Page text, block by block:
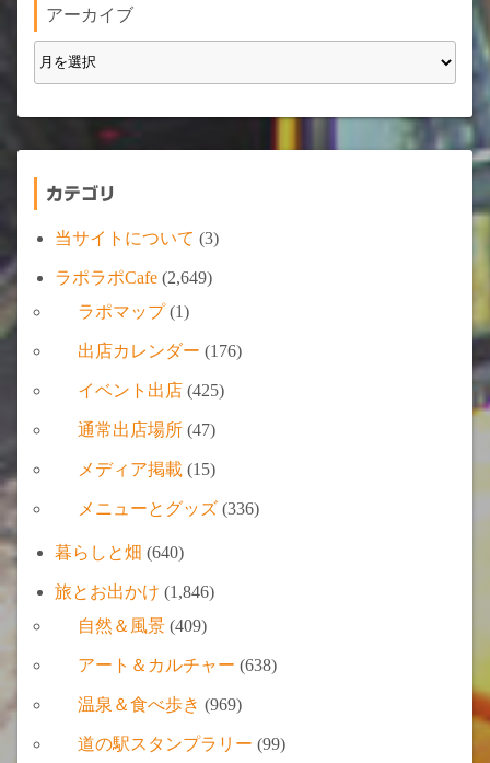
アーカイブ
カテゴリ
当サイトについて (3)
ラポラポCafe (2,649)
ラポマップ(1)
出店カレンダー (176)
イベント出店 (425)
通常出店場所 (47)
メディア掲載 (15)
メニューとグッズ (336)
暮らしと畑 (640)
旅とお出かけ (1,846)
自然＆風景 (409)
アート＆カルチャー (638)
温泉＆食べ歩き (969)
道の駅スタンプラリー (99)